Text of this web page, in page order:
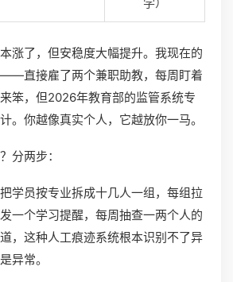
涨了，但安稳度大幅提升。我现在的
直接雇了两个兼职助教，每周盯着
笨，但2026年教育部的监管系统专
。你越像真实个人，它越放你一马。
分两步：
学员按专业拆成十几人一组，每组拉
一个学习提醒，每周抽查一两个人的
，这种人工痕迹系统根本识别不了异
异常。